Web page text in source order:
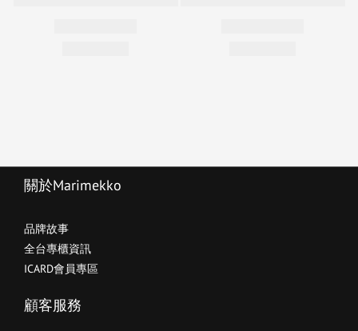
關於Marimekko
品牌故事
全台專櫃資訊
ICARD會員專區
顧客服務